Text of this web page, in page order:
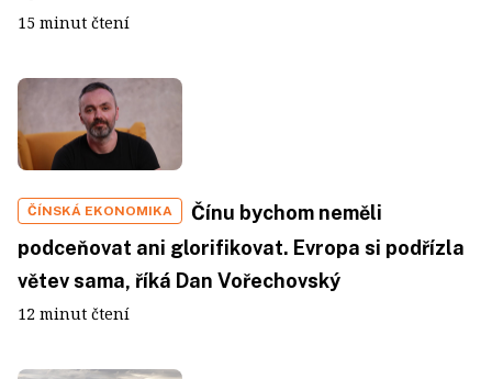
15 minut čtení
ČÍNSKÁ EKONOMIKA
Čínu bychom neměli
podceňovat ani glorifikovat. Evropa si podřízla
větev sama, říká Dan Vořechovský
12 minut čtení